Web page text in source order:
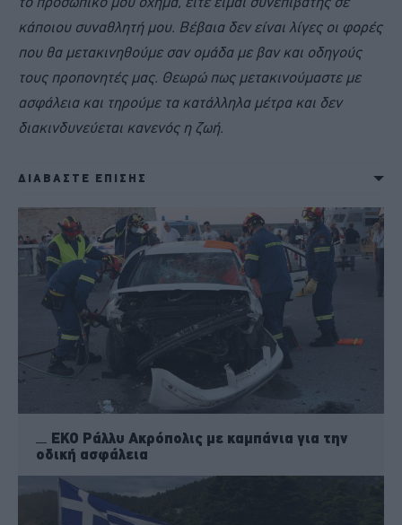
κάποιου συναθλητή μου. Βέβαια δεν είναι λίγες οι φορές
που θα μετακινηθούμε σαν ομάδα με βαν και οδηγούς
τους προπονητές μας. Θεωρώ πως μετακινούμαστε με
ασφάλεια και τηρούμε τα κατάλληλα μέτρα και δεν
διακινδυνεύεται κανενός η ζωή.
ΔΙΑΒΑΣΤΕ ΕΠΙΣΗΣ
ΕΚΟ Ράλλυ Ακρόπολις με καμπάνια για την
οδική ασφάλεια